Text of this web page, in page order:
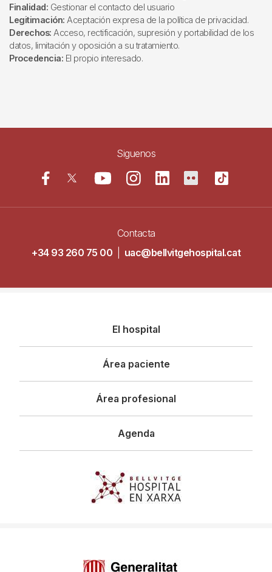
Finalidad: Gestionar el contacto del usuario
Legitimación: Aceptación expresa de la política de privacidad.
Derechos: Acceso, rectificación, supresión y portabilidad de los
datos, limitación y oposición a su tratamiento.
Procedencia: El propio interesado.
Siguenos
Contacta
+34 93 260 75 00
uac@bellvitgehospital.cat
principal
El hospital
Área paciente
Área profesional
Agenda